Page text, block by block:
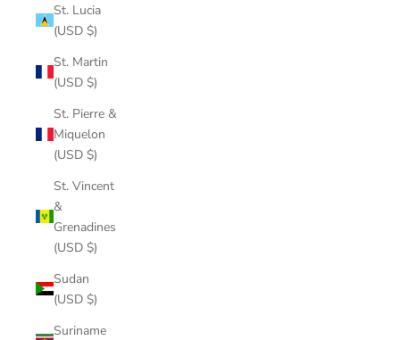
St. Lucia
(USD $)
St. Martin
(USD $)
St. Pierre &
Miquelon
(USD $)
St. Vincent
&
Grenadines
(USD $)
Sudan
(USD $)
Suriname